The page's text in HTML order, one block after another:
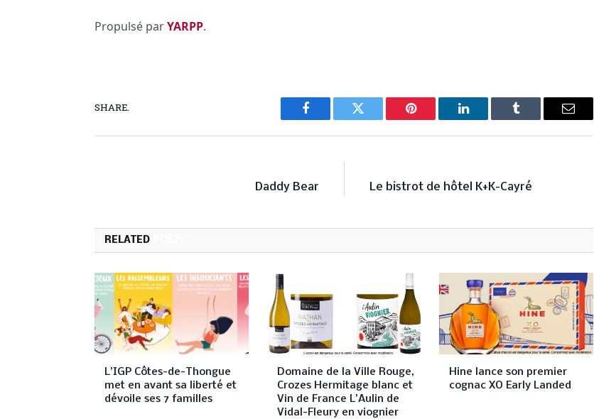
Propulsé parYARPP.
SHARE.
Facebook Twitter Pinterest LinkedIn Tumblr Email
Daddy Bear Le bistrot de hôtel K+K-Cayré
RELATED
L’IGP Côtes-de-Thongue
met en avant sa liberté et
dévoile ses 7 familles
Domaine de la Ville Rouge,
Crozes Hermitage blanc et
Vin de France L’Aulin de
Vidal-Fleury en viognier
Hine lance son premier
cognac XO Early Landed